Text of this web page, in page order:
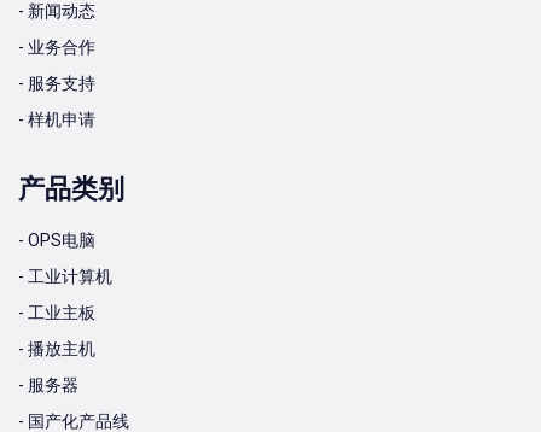
- 新闻动态
- 业务合作
- 服务支持
- 样机申请
产品类别
- OPS电脑
- 工业计算机
- 工业主板
- 播放主机
- 服务器
- 国产化产品线